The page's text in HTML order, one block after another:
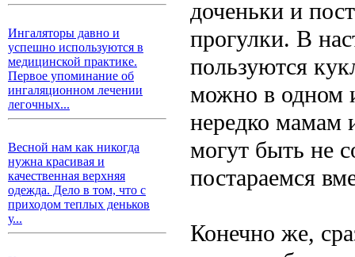
Ингаляторы давно и
успешно используются в
медицинской практике.
Первое упоминание об
ингаляционном лечении
легочных...
Весной нам как никогда
нужна красивая и
качественная верхняя
одежда. Дело в том, что с
приходом теплых деньков
у...
доченьки и
прогулки. В
пользуются
можно в одном
нередко мамам
могут быть не
постараемся
Конечно же,